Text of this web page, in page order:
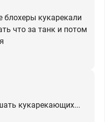
блохеры кукарекали
что за танк и потом
кукарекающих...